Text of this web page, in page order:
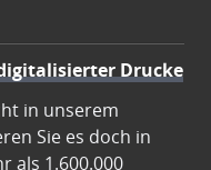
Drucke
in unserem
Sie es doch in
als 1.600.000